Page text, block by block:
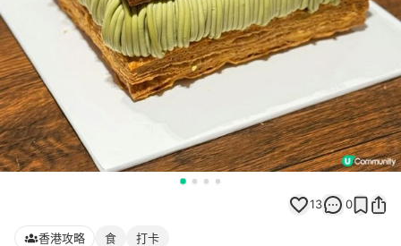
13 0
香港攻略 食 打卡